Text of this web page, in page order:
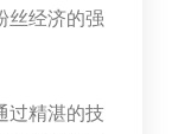
丝经济的强
过精湛的技